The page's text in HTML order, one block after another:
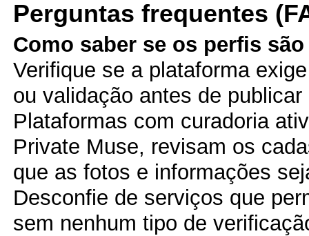
Perguntas frequentes
Como saber se os perfis
Verifique se a plataforma
ou validação antes de
Plataformas com curadoria
Private Muse, revisam os
que as fotos e informações
Desconfie de serviços que
sem nenhum tipo de